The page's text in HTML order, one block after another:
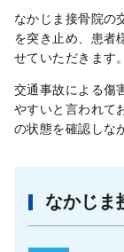
なかじま接骨院の
を突き止め、患者
せていただきます。
交通事故による傷
やすいと言われて
の状態を確認しな
なかじま